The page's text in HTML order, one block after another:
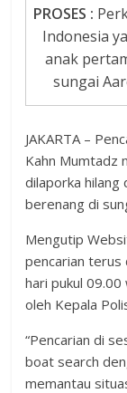
PROSES :
Indonesia
anak
sungai
JAKARTA –
Kahn Mumtadz
dilaporka hilang
berenang di
Mengutip
pencarian terus
hari pukul
oleh Kepala
“Pencarian di
boat search
memantau